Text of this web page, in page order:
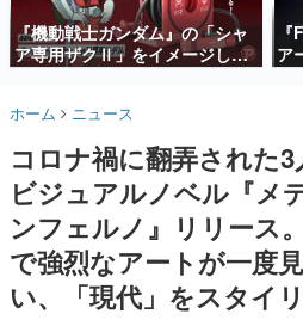
SNS拡散数が数千以上！
ど。多くの人々に読まれ
事をまとめました。
名作ゲームクリエイター
きます。
赫本
この物語を解いてはいけ
の形をした短編ホラー小説
新世代に訊く
これからのデジタルゲー
『機動戦士ガンダム』の「シャ
ア専用ザクⅡ」をイメージした
散水ホースリールが予約開始。
ークやジオン公国軍のエンブレ
ム、型式番号などを配置
ア
リ
没
ホーム ニュース
コロナ禍に翻弄された
ビジュアルノベル『メ
ンフェルノ』リリース
で強烈なアートが一度
い、「現代」をスタイ